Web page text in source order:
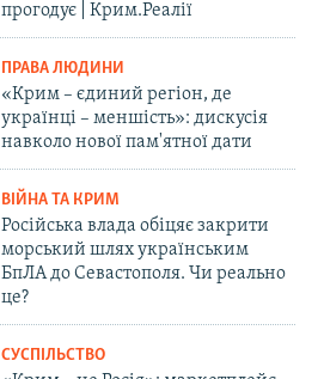
прогодує | Крим.Реалії
ПРАВА ЛЮДИНИ
«Крим – єдиний регіон, де
українці – меншість»: дискусія
навколо нової пам'ятної дати
ВІЙНА ТА КРИМ
Російська влада обіцяє закрити
морський шлях українським
БпЛА до Севастополя. Чи реально
це?
СУСПІЛЬСТВО